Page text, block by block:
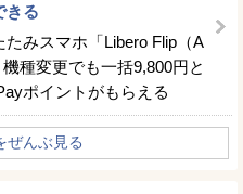
きる
みスマホ「Libero Flip（A
種変更でも一括9,800円と
ポイントがもらえる
ぜんぶ見る